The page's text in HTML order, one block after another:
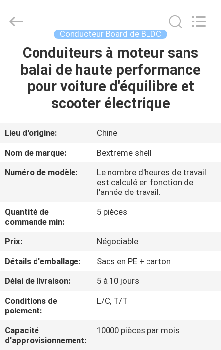
APERÇU
PRODUITS
A
DE
VISITE
D'USINE
CONTRÔLE
DE
LA
QUALITÉ
Motor
Technology
Conducteur Board de BLDC
Conduiteurs à moteur sans
balai de haute performance
pour voiture d'équilibre et
scooter électrique
Lieu d'origine:
Chine
Nom de marque:
Bextreme shell
Numéro de modèle:
Le nombre d'heures de travail
est calculé en fonction de
l'année de travail.
Quantité de
commande min:
5 pièces
Prix:
Négociable
Détails d'emballage:
Sacs en PE + carton
Délai de livraison:
5 à 10 jours
Conditions de
paiement:
L/C, T/T
Capacité
d'approvisionnement:
10000 pièces par mois